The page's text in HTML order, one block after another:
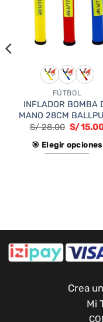
FÚTBOL
INFLADOR BOMBA
MANO 28CM
S/28.00 S/
🎯 Elegir opciones
Las
opciones
se
en
Crea
Mi